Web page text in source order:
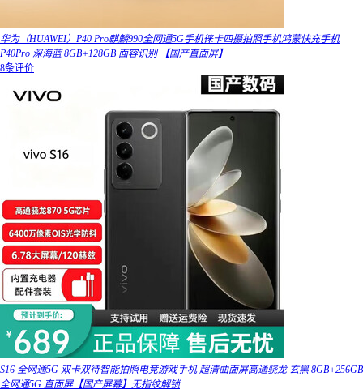
华为（HUAWEI）P40 Pro麒麟990全网通5G手机徕卡四摄拍照手机鸿蒙快充手机
P40Pro 深海蓝 8GB+128GB 面容识别 【国产直面屏】
8条评价
S16 全网通5G 双卡双待智能拍照电竞游戏手机 超清曲面屏高通骁龙 玄黑 8GB+256GB
全网通5G 直面屏【国产屏幕】无指纹解锁